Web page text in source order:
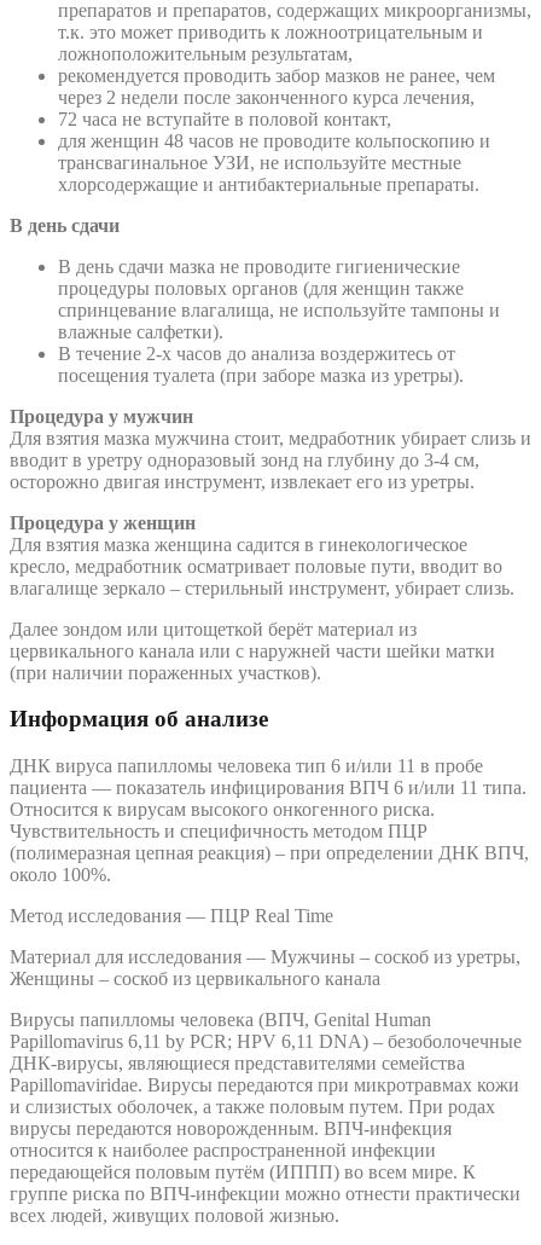
препаратов и препаратов, содержащих микроорганизмы,
т.к. это может приводить к ложноотрицательным и
ложноположительным результатам,
рекомендуется проводить забор мазков не ранее, чем
через 2 недели после законченного курса лечения,
72 часа не вступайте в половой контакт,
для женщин 48 часов не проводите кольпоскопию и
трансвагинальное УЗИ, не используйте местные
хлорсодержащие и антибактериальные препараты.
В день сдачи
В день сдачи мазка не проводите гигиенические
процедуры половых органов (для женщин также
спринцевание влагалища, не используйте тампоны и
влажные салфетки).
В течение 2-х часов до анализа воздержитесь от
посещения туалета (при заборе мазка из уретры).
Процедура у мужчин
Для взятия мазка мужчина стоит, медработник убирает слизь и
вводит в уретру одноразовый зонд на глубину до 3-4 см,
осторожно двигая инструмент, извлекает его из уретры.
Процедура у женщин
Для взятия мазка женщина садится в гинекологическое
кресло, медработник осматривает половые пути, вводит во
влагалище зеркало – стерильный инструмент, убирает слизь.
Далее зондом или цитощеткой берёт материал из
цервикального канала или с наружней части шейки матки
(при наличии пораженных участков).
Информация об анализе
ДНК вируса папилломы человека тип 6 и/или 11 в пробе
пациента — показатель инфицирования ВПЧ 6 и/или 11 типа.
Относится к вирусам высокого онкогенного риска.
Чувствительность и специфичность методом ПЦР
(полимеразная цепная реакция) – при определении ДНК ВПЧ,
около 100%.
Метод исследования — ПЦР Real Time
Материал для исследования — Мужчины – соскоб из уретры,
Женщины – соскоб из цервикального канала
Вирусы папилломы человека (ВПЧ, Genital Human
Papillomavirus 6,11 by PCR; HPV 6,11 DNA) – безоболочечные
ДНК-вирусы, являющиеся представителями семейства
Papillomaviridae. Вирусы передаются при микротравмах кожи
и слизистых оболочек, а также половым путем. При родах
вирусы передаются новорожденным. ВПЧ-инфекция
относится к наиболее распространенной инфекции
передающейся половым путём (ИППП) во всем мире. К
группе риска по ВПЧ-инфекции можно отнести практически
всех людей, живущих половой жизнью.